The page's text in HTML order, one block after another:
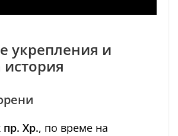
укрепления и
пр. Хр., по време на